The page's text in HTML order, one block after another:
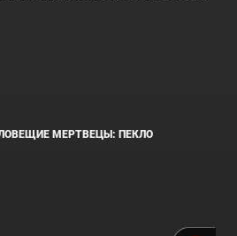
МЕРТВЕЦЫ: ПЕКЛО